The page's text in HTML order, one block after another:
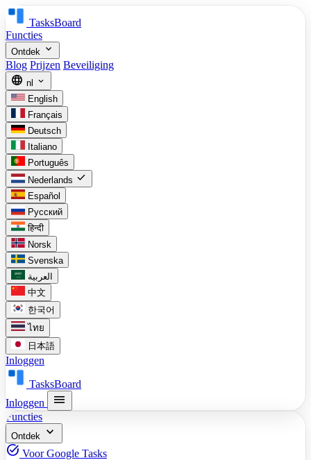
TasksBoard
Functies
Ontdek expand_more
Blog Prijzen Beveiliging
language nl expand_more
English
Français
Deutsch
Italiano
Português
Nederlands check
Español
Русский
हिन्दी
Norsk
Svenska
العربية
中文
한국어
ไทย
日本語
Inloggen
TasksBoard
Inloggen
menu
Functies
Ontdek expand_more
task_alt Voor Google Tasks